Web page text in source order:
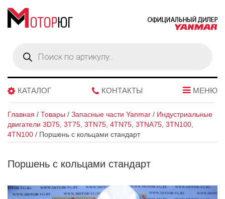
товаров
КАТАЛОГ КОНТАКТЫ МЕНЮ
Главная / Товары / Запасные части Yanmar / Индустриальные
двигатели 3D75, 3T75, 3TN75, 4TN75, 3TNA75, 3TN100,
4TN100 / Поршень с кольцами стандарт
Поршень с кольцами стандарт